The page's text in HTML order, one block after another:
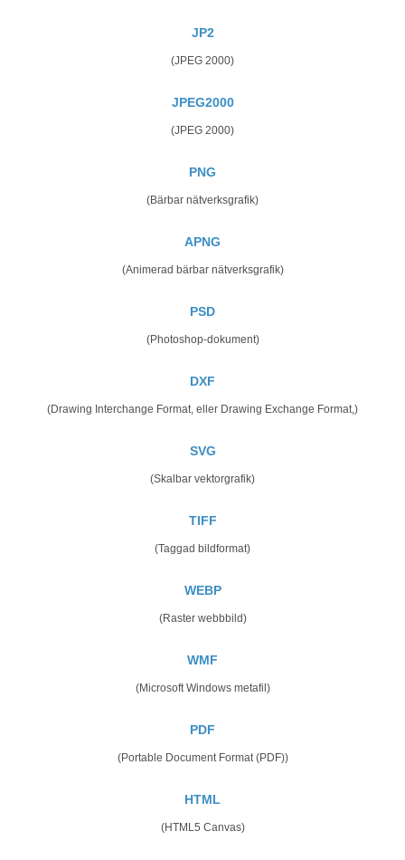
JP2
(JPEG 2000)
JPEG2000
(JPEG 2000)
PNG
(Bärbar nätverksgrafik)
APNG
(Animerad bärbar nätverksgrafik)
PSD
(Photoshop-dokument)
DXF
(Drawing Interchange Format, eller Drawing Exchange Format,)
SVG
(Skalbar vektorgrafik)
TIFF
(Taggad bildformat)
WEBP
(Raster webbbild)
WMF
(Microsoft Windows metafil)
PDF
(Portable Document Format (PDF))
HTML
(HTML5 Canvas)